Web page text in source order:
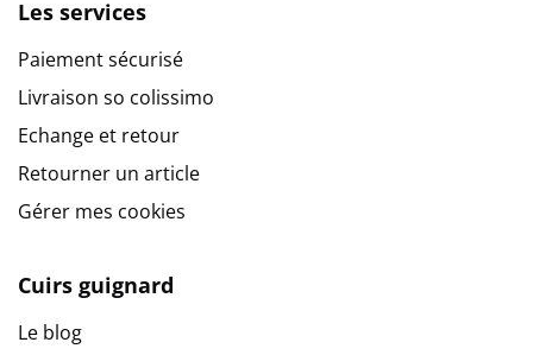
Les services
Paiement sécurisé
Livraison so colissimo
Echange et retour
Retourner un article
Gérer mes cookies
Cuirs guignard
Le blog